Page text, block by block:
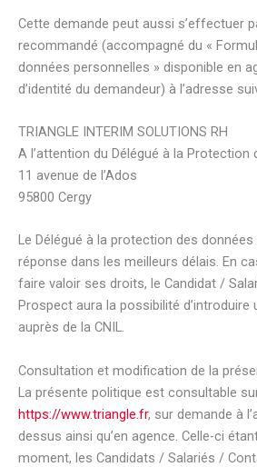
Cette demande peut aussi s’effectuer
recommandé (accompagné du «
données personnelles » disponible en
d’identité du demandeur) à l’adresse
TRIANGLE INTERIM SOLUTIONS RH
A l’attention du Délégué à la Protection
11 avenue de l’Ados
95800 Cergy
Le Délégué à la protection des
réponse dans les meilleurs délais. En
faire valoir ses droits, le Candidat /
Prospect aura la possibilité d’introduire
auprès de la CNIL.
Consultation et modification de la
La présente politique est consultable
https://www.triangle.fr, sur demande à
dessus ainsi qu’en agence. Celle-ci
moment, les Candidats / Salariés /